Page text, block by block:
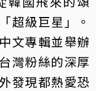
超級巨星」。
文專輯並舉辦
灣粉絲的深厚
發現都熱愛恐